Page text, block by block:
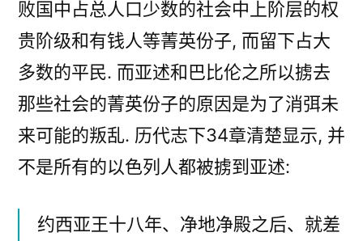
败国中占总人口少数的社会中上阶层的权
贵阶级和有钱人等菁英份子, 而留下占大
多数的平民. 而亚述和巴比伦之所以掳去
那些社会的菁英份子的原因是为了消弭未
来可能的叛乱. 历代志下34章清楚显示, 并
不是所有的以色列人都被掳到亚述:
约西亚王十八年、净地净殿之后、就差